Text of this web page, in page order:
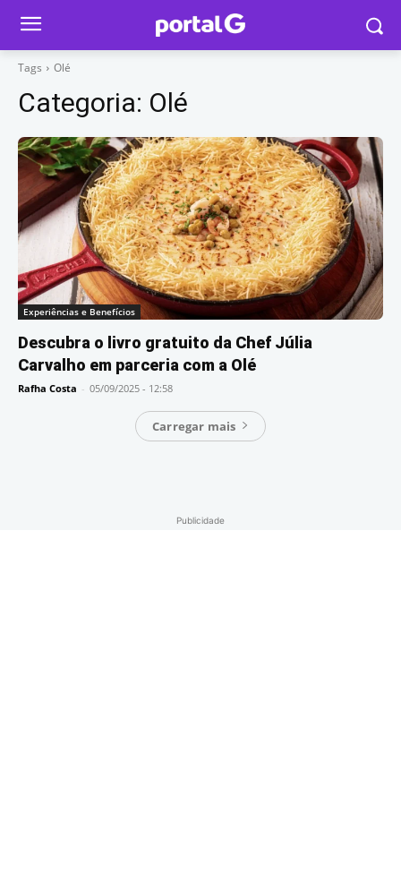
Tags Olé
Categoria: Olé
Experiências e Benefícios
Descubra o livro gratuito da Chef Júlia
Carvalho em parceria com a Olé
Rafha Costa - 05/09/2025 - 12:58
Carregar mais
Publicidade